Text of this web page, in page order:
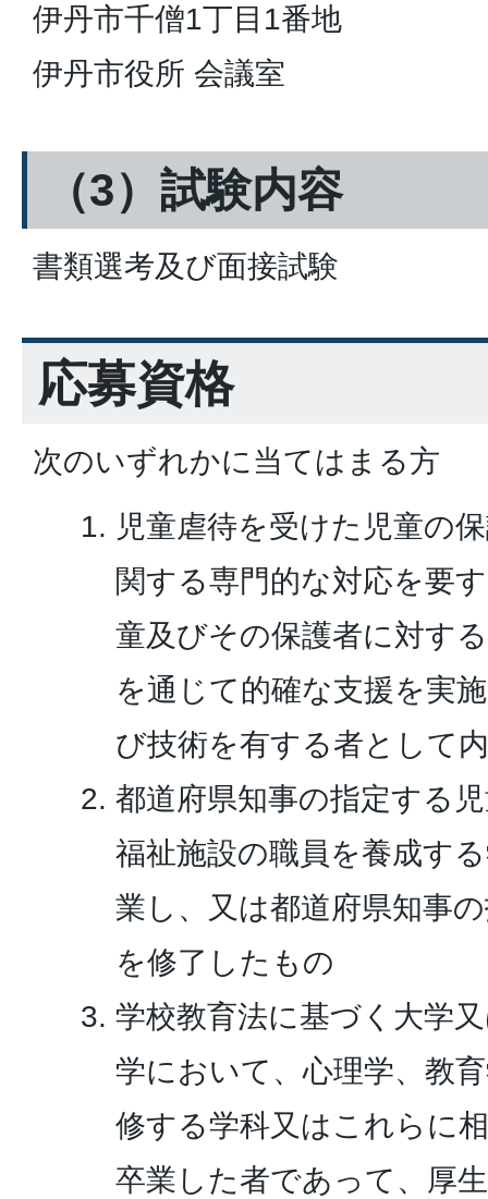
伊丹市千僧1丁目1番地
伊丹市役所 会議室
（3）試験内容
書類選考及び面接試験
応募資格
次のいずれかに当てはまる方
児童虐待を受けた児童の
関する専門的な対応を要
童及びその保護者に対す
を通じて的確な支援を実
び技術を有する者として
都道府県知事の指定する
福祉施設の職員を養成す
業し、又は都道府県知事
を修了したもの
学校教育法に基づく大学
学において、心理学、教
修する学科又はこれらに
卒業した者であって、厚